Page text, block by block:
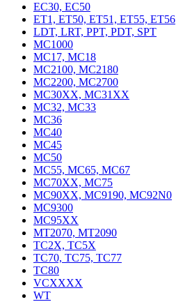
EC30, EC50
ET1, ET50, ET51, ET55, ET56
LDT, LRT, PPT, PDT, SPT
MC1000
MC17, MC18
MC2100, MC2180
MC2200, MC2700
MC30XX, MC31XX
MC32, MC33
MC36
MC40
MC45
MC50
MC55, MC65, MC67
MC70XX, MC75
MC90XX, MC9190, MC92N0
MC9300
MC95XX
MT2070, MT2090
TC2X, TC5X
TC70, TC75, TC77
TC80
VCXXXX
WT